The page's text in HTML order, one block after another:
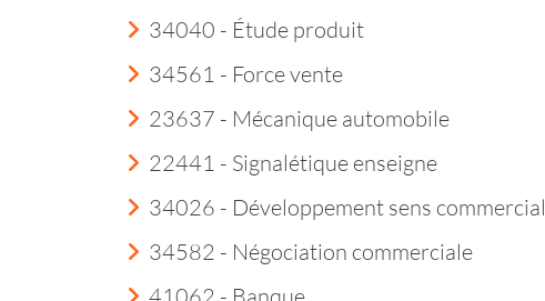
34040 - Étude produit
34561 - Force vente
23637 - Mécanique automobile
22441 - Signalétique enseigne
34026 - Développement sens commercial
34582 - Négociation commerciale
41062 - Banque